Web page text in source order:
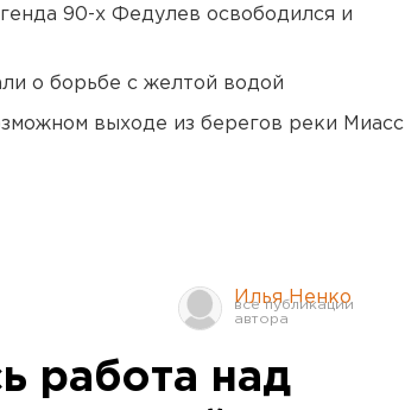
90-х Федулев освободился и
о борьбе с желтой водой
выходе из берегов реки Миасс
Илья Ненко
работа над